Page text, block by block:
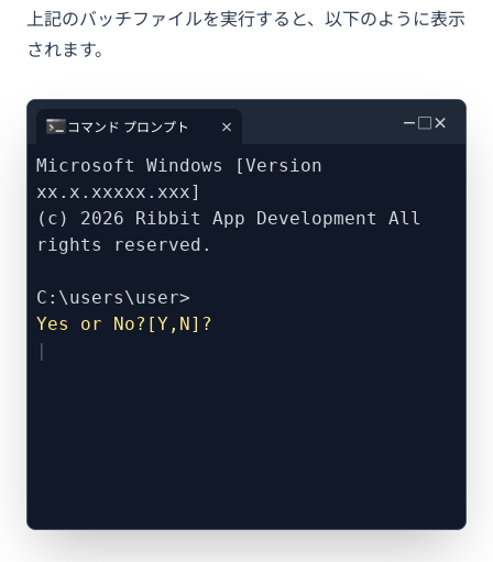
上記のバッチファイルを実行すると、以下のように表示
されます。
－□×
コマンド プロンプト
Microsoft Windows [Version
xx.x.xxxxx.xxx]
(c) 2026 Ribbit App Development All
rights reserved.
C:\users\user>
Yes or No?[Y,N]?